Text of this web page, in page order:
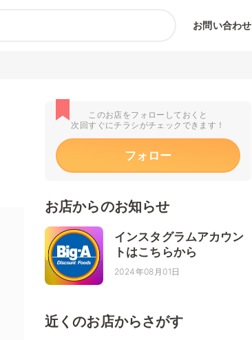
お問い合わせ
このお店をフォローしておくと
次回すぐにチラシがチェックできます！
フォロー
お店からのお知らせ
インスタグラムアカウン
トはこちらから
2024年08月01日
近くのお店からさがす